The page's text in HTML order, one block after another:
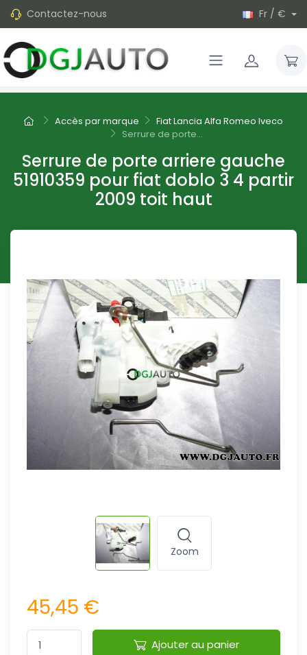
Contactez-nous Fr / €
Accès par marque
Fiat Lancia Alfa Romeo Iveco
Serrure de porte...
Serrure de porte arriere gauche
51910359 pour fiat doblo 3 4 partir
2009 toit haut
Zoom
45,45 €
Ajouter au panier